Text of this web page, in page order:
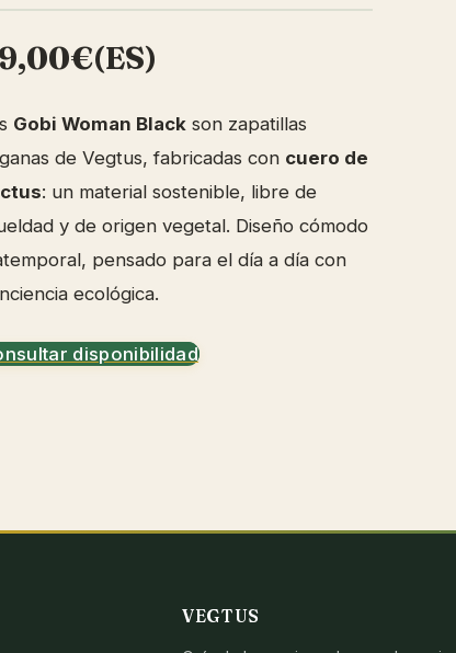
Gobi Woman Black son zapatillas
de Vegtus, fabricadas con cuero de
: un material sostenible, libre de
y de origen vegetal. Diseño cómodo
pensado para el día a día con
ecológica.
disponibilidad
VEGTUS